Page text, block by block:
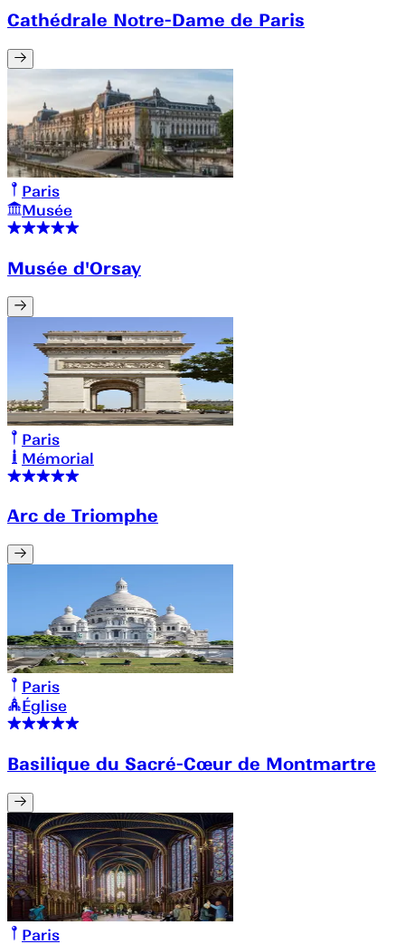
Cathédrale Notre-Dame de Paris
Paris
Musée
Musée d'Orsay
Paris
Mémorial
Arc de Triomphe
Paris
Église
Basilique du Sacré-Cœur de Montmartre
Paris